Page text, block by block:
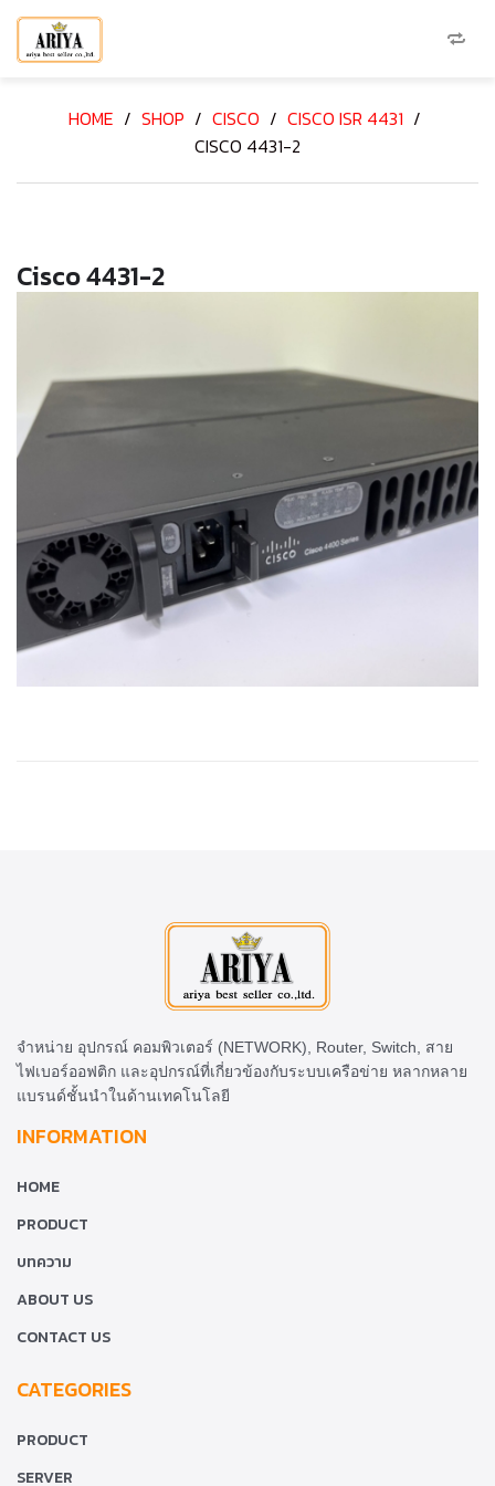
HOME / SHOP / CISCO / CISCO ISR 4431 /
CISCO 4431-2
Cisco 4431-2
จำหน่าย อุปกรณ์ คอมพิวเตอร์ (NETWORK), Router, Switch, สาย
ไฟเบอร์ออฟติก และอุปกรณ์ที่เกี่ยวข้องกับระบบเครือข่าย หลากหลาย
แบรนด์ชั้นนำในด้านเทคโนโลยี
INFORMATION
HOME
PRODUCT
บทความ
ABOUT US
CONTACT US
CATEGORIES
PRODUCT
SERVER